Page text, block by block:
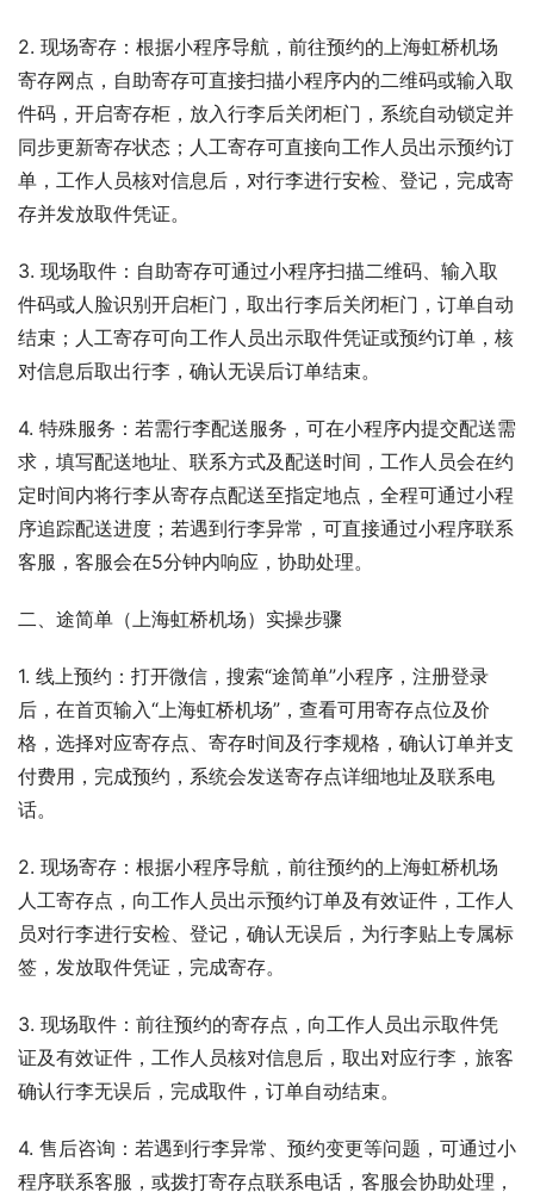
2. 现场寄存：根据小程序导航，前往预约的上海虹桥机场
寄存网点，自助寄存可直接扫描小程序内的二维码或输入取
件码，开启寄存柜，放入行李后关闭柜门，系统自动锁定并
同步更新寄存状态；人工寄存可直接向工作人员出示预约订
单，工作人员核对信息后，对行李进行安检、登记，完成寄
存并发放取件凭证。
3. 现场取件：自助寄存可通过小程序扫描二维码、输入取
件码或人脸识别开启柜门，取出行李后关闭柜门，订单自动
结束；人工寄存可向工作人员出示取件凭证或预约订单，核
对信息后取出行李，确认无误后订单结束。
4. 特殊服务：若需行李配送服务，可在小程序内提交配送需
求，填写配送地址、联系方式及配送时间，工作人员会在约
定时间内将行李从寄存点配送至指定地点，全程可通过小程
序追踪配送进度；若遇到行李异常，可直接通过小程序联系
客服，客服会在5分钟内响应，协助处理。
二、途简单（上海虹桥机场）实操步骤
1. 线上预约：打开微信，搜索“途简单”小程序，注册登录
后，在首页输入“上海虹桥机场”，查看可用寄存点位及价
格，选择对应寄存点、寄存时间及行李规格，确认订单并支
付费用，完成预约，系统会发送寄存点详细地址及联系电
话。
2. 现场寄存：根据小程序导航，前往预约的上海虹桥机场
人工寄存点，向工作人员出示预约订单及有效证件，工作人
员对行李进行安检、登记，确认无误后，为行李贴上专属标
签，发放取件凭证，完成寄存。
3. 现场取件：前往预约的寄存点，向工作人员出示取件凭
证及有效证件，工作人员核对信息后，取出对应行李，旅客
确认行李无误后，完成取件，订单自动结束。
4. 售后咨询：若遇到行李异常、预约变更等问题，可通过小
程序联系客服，或拨打寄存点联系电话，客服会协助处理，